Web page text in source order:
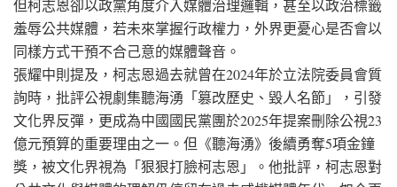
但柯志恩卻以政黨角度介入媒體治理邏輯，甚至以政治標籤
羞辱公共媒體，若未來掌握行政權力，外界更憂心是否會以
同樣方式干預不合己意的媒體聲音。
張耀中則提及，柯志恩過去就曾在2024年於立法院委員會質
詢時，批評公視劇集聽海湧「篡改歷史、毀人名節」，引發
文化界反彈，更成為中國國民黨團於2025年提案刪除公視23
億元預算的重要理由之一。但《聽海湧》後續勇奪5項金鐘
獎，被文化界視為「狠狠打臉柯志恩」。他批評，柯志恩對